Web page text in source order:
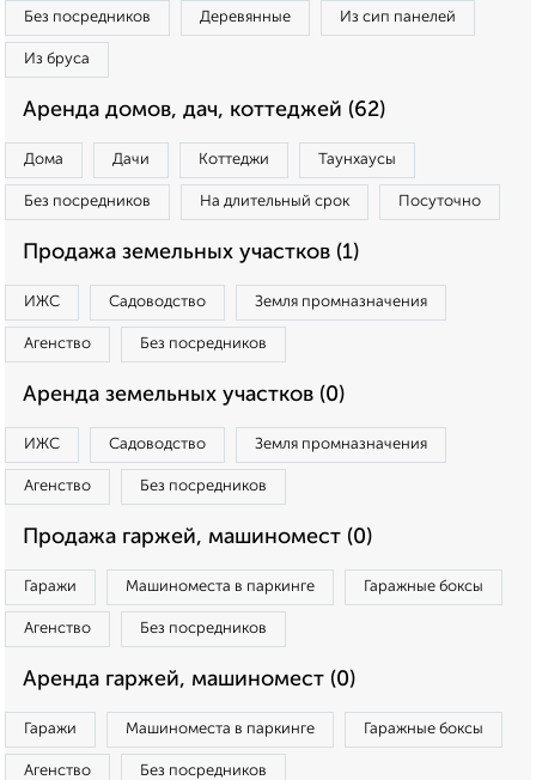
Без посредников Деревянные Из сип панелей
Из бруса
Аренда домов, дач, коттеджей (62)
Дома Дачи Коттеджи Таунхаусы
Без посредников На длительный срок Посуточно
Продажа земельных участков (1)
ИЖС Садоводство Земля промназначения
Агенство Без посредников
Аренда земельных участков (0)
ИЖС Садоводство Земля промназначения
Агенство Без посредников
Продажа гаржей, машиномест (0)
Гаражи Машиноместа в паркинге Гаражные боксы
Агенство Без посредников
Аренда гаржей, машиномест (0)
Гаражи Машиноместа в паркинге Гаражные боксы
Агенство Без посредников